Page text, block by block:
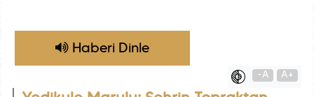
Haberi Dinle
-A A+